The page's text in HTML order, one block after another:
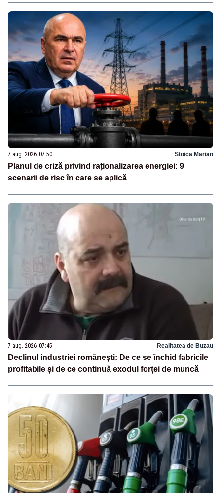
7 aug. 2026, 07:50 Stoica Marian
Planul de criză privind raționalizarea energiei: 9
scenarii de risc în care se aplică
7 aug. 2026, 07:45 Realitatea de Buzau
Declinul industriei românești: De ce se închid fabricile
profitabile și de ce continuă exodul forței de muncă